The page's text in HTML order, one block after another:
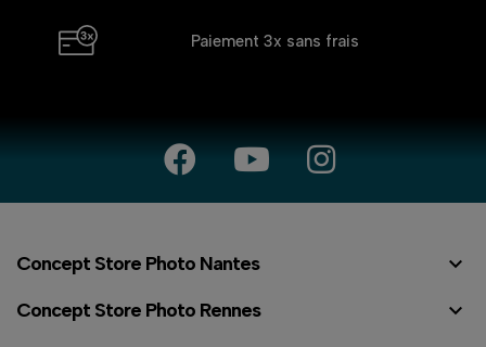
Paiement 3x sans frais
Concept Store Photo Nantes 
Concept Store Photo Rennes 